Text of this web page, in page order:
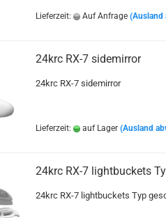
Lieferzeit: Auf Anfrage (Ausland
24krc RX-7 sidemirror
24krc RX-7 sidemirror
Lieferzeit: auf Lager (Ausland
24krc RX-7 lightbuckets
24krc RX-7 lightbuckets Typ